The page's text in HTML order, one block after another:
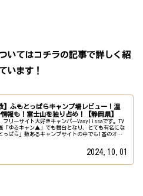
いてはコチラの記事で詳しく紹
います！
】ふもとっぱらキャンプ場レビュー！温
報も！富士山を独り占め！【静岡県】
フリーサイト大好きキャンパーVasylissaです。TV
「ゆるキャン▲」でも舞台となり、とても有名にな
っぱら」数あるキャンプサイトの中でも1番のオス
2024.10.01